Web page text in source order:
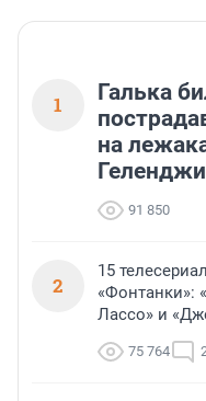
1
Галька
на
91 850
2
15
«Фонтанки»:
Лассо» и
75 764